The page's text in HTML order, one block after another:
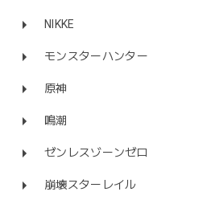
NIKKE
モンスターハンター
原神
鳴潮
ゼンレスゾーンゼロ
崩壊スターレイル